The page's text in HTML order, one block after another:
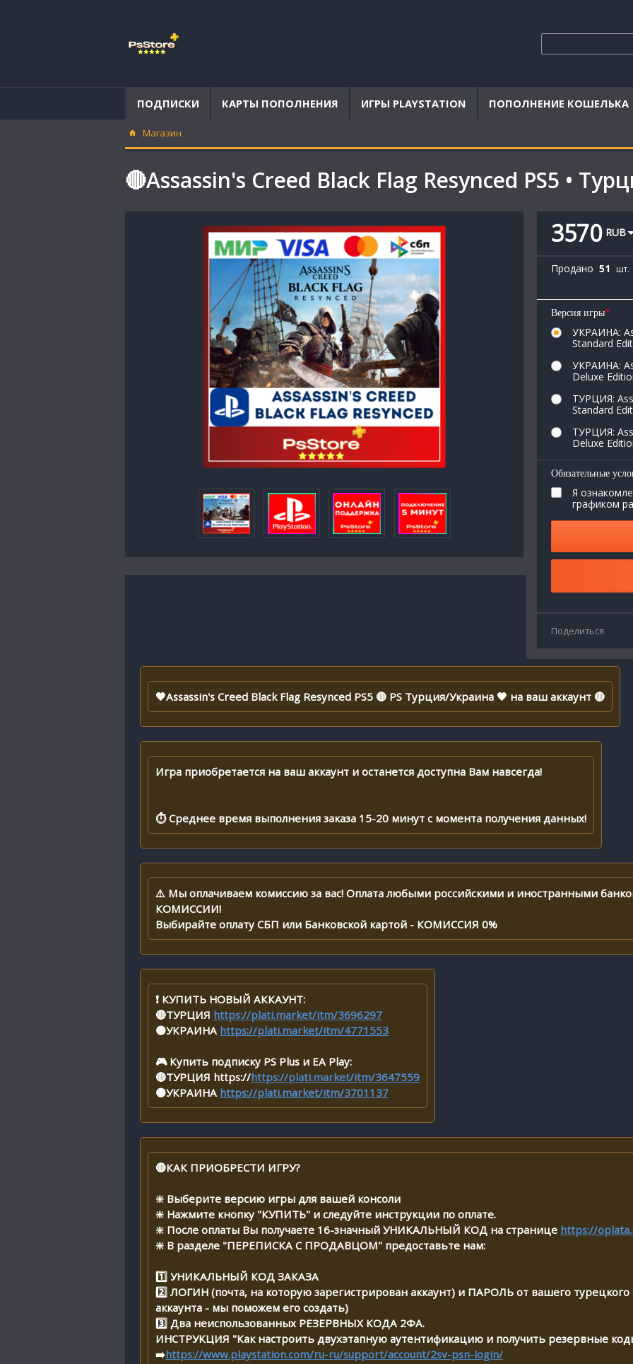
ПОДПИСКИ КАРТЫ ПОПОЛНЕНИЯ ИГРЫ PLAYSTATION ПОПОЛНЕНИЕ КОШЕЛЬКА
Магазин
🔴Assassin's Creed Black Flag Resynced PS5 •
3570 RUB
Продано 51 шт.
Версия игры*
УКРАИНА:
Standard
УКРАИНА:
Deluxe
ТУРЦИЯ:
Standard
ТУРЦИЯ:
Deluxe
Обязательные
Я
графиком
Поделиться
🖤Assassin's Creed Black Flag Resynced PS5 🔴 PS Турция/Украина 🖤 на ваш аккаунт 🔴
Игра приобретается на ваш аккаунт и останется доступна Вам навсегда!
⏱ Среднее время выполнения заказа 15-20 минут с момента получения данных!
⚠️ Мы оплачиваем комиссию за вас! Оплата любыми российскими и иностранными
КОМИССИИ!
Выбирайте оплату СБП или Банковской картой - КОМИССИЯ 0%
❗️ КУПИТЬ НОВЫЙ АККАУНТ:
🔴ТУРЦИЯ https://plati.market/itm/3696297
🟡УКРАИНА https://plati.market/itm/4771553
🎮 Купить подписку PS Plus и EA Play:
🔴ТУРЦИЯ https://https://plati.market/itm/3647559
🟡УКРАИНА https://plati.market/itm/3701137
🔴КАК ПРИОБРЕСТИ ИГРУ?
❇️ Выберите версию игры для вашей консоли
❇️ Нажмите кнопку "КУПИТЬ" и следуйте инструкции по оплате.
❇️ После оплаты Вы получаете 16-значный УНИКАЛЬНЫЙ КОД на странице https://
❇️ В разделе "ПЕРЕПИСКА С ПРОДАВЦОМ" предоставьте нам:
1️⃣ УНИКАЛЬНЫЙ КОД ЗАКАЗА
2️⃣ ЛОГИН (почта, на которую зарегистрирован аккаунт) и ПАРОЛЬ от вашего турецкого
аккаунта - мы поможем его создать)
3️⃣ Два неиспользованных РЕЗЕРВНЫХ КОДА 2ФА.
ИНСТРУКЦИЯ "Как настроить двухэтапную аутентификацию и получить резервные
➡️https://www.playstation.com/ru-ru/support/account/2sv-psn-login/